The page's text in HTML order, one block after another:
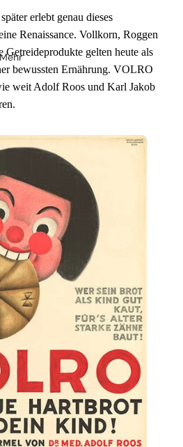
Mehr
erlebt genau dieses
Renaissance. Vollkorn, Roggen
Getreideprodukte gelten heute als
bewussten Ernährung. VOLRO
weit Adolf Roos und Karl Jakob